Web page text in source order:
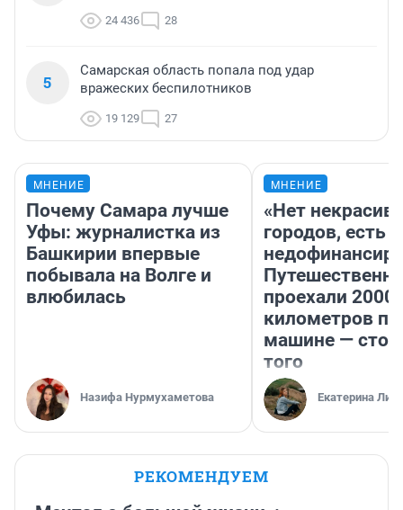
24 436 28
5
Самарская область попала под удар
вражеских беспилотников
19 129 27
МНЕНИЕ
Почему Самара лучше
Уфы: журналистка из
Башкирии впервые
побывала на Волге и
влюбилась
Назифа Нурмухаметова
МНЕНИЕ
«Нет
городов, есть
проехали 2000
километров по
машине —
того
Екатерина
РЕКОМЕНДУЕМ